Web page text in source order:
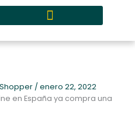
/ enero 22, 2022
en España ya compra una